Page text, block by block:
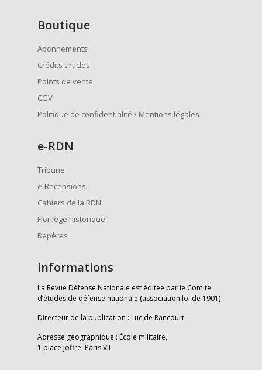
Boutique
Abonnements
Crédits articles
Points de vente
CGV
Politique de confidentialité / Mentions légales
e-RDN
Tribune
e-Recensions
Cahiers de la RDN
Florilège historique
Repères
Informations
La Revue Défense Nationale est éditée par le Comité
d’études de défense nationale (association loi de 1901)
Directeur de la publication : Luc de Rancourt
Adresse géographique : École militaire,
1 place Joffre, Paris VII